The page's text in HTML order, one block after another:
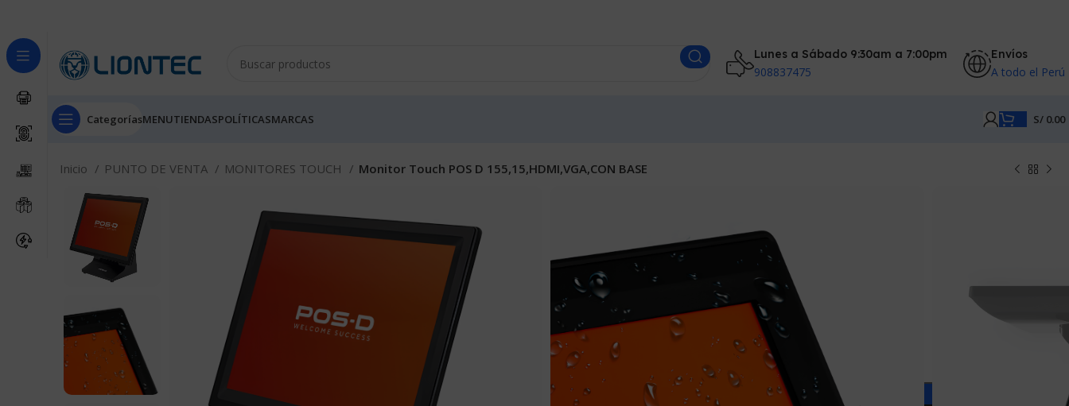
Lunes a Sábado 9:30am a 7:00pm
908837475
Envíos
A todo el Perú
CategoríasMENUTIENDASPOLÍTICASMARCAS S/ 0.00
Inicio PUNTO DE VENTA MONITORES TOUCH Monitor Touch POS D 155,15,HDMI,VGA,CON BASE
155,15,HDMI,VGA,CON BASE
Envíos a todo el Perú
S/ 1,050.00
Añadir Al Carrito